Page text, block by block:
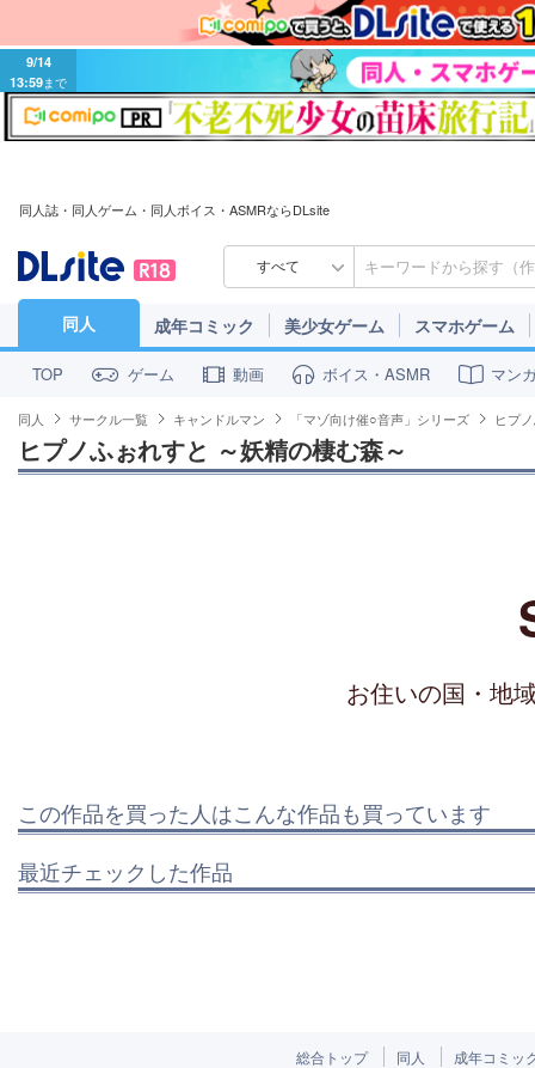
9/14
13:59まで
同人誌・同人ゲーム・同人ボイス・ASMRならDLsite
すべて
同人 成年コミック 美少女ゲーム スマホゲーム
TOP ゲーム 動画 ボイス・ASMR マン
同人 サークル一覧 キャンドルマン 「マゾ向け催○音声」シリーズ ヒプ
ヒプノふぉれすと ～妖精の棲む森～
お住いの国・地
この作品を買った人はこんな作品も買っています
最近チェックした作品
総合トップ 同人 成年コミッ